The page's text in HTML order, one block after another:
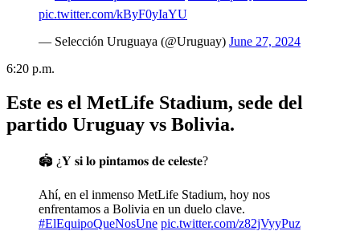
pic.twitter.com/kByF0yIaYU
— Selección Uruguaya (@Uruguay) June 27, 2024
6:20 p.m.
Este es el MetLife Stadium, sede del
partido Uruguay vs Bolivia.
🏟️ ¿𝐘 𝐬𝐢 𝐥𝐨 𝐩𝐢𝐧𝐭𝐚𝐦𝐨𝐬 𝐝𝐞 𝐜𝐞𝐥𝐞𝐬𝐭𝐞?
Ahí, en el inmenso MetLife Stadium, hoy nos
enfrentamos a Bolivia en un duelo clave.
#ElEquipoQueNosUne pic.twitter.com/z82jVyyPuz